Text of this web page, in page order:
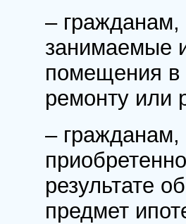
–
занимаемые
помещения в
ремонту или
– гражданам,
результате
предмет